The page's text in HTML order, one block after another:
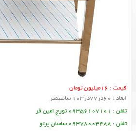
قیمت : 16میلیون تومان
ابعاد : 60در77در103 سانتیمتر
تلفن : 09356107101 تورج امین فر
تلفن : 09378003488 ساسان پرتو